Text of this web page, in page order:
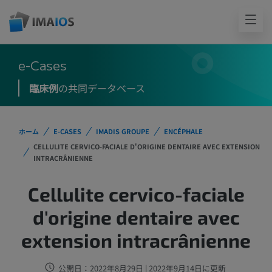
e-Cases
臨床例の共同データベース
ホーム E-CASES IMADIS GROUPE
ENCÉPHALE
CELLULITE CERVICO-FACIALE D'ORIGINE DENTAIRE AVEC EXTENSION
INTRACRÂNIENNE
Cellulite cervico-faciale
d'origine dentaire avec
extension intracrânienne
公開日：2022年8月29日 | 2022年9月14日に更新